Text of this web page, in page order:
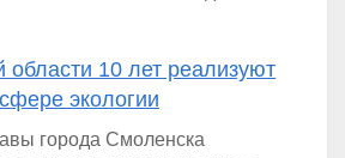
10 лет реализуют
экологии
города Смоленска